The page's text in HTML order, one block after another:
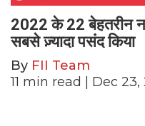
2022 के 22 बेहतरीन
सबसे ज़्यादा पसंद किया
By FII Team
11 min read | Dec